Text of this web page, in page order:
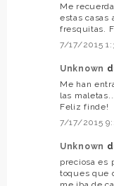
Me
estas casas
fresquitas.
7/17/2015
Unknown
Me han
las
Feliz finde!
7/17/2015
Unknown
preciosa es
toques que